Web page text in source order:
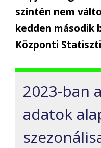
szintén nem
kedden második
Központi
2023-ban
adatok